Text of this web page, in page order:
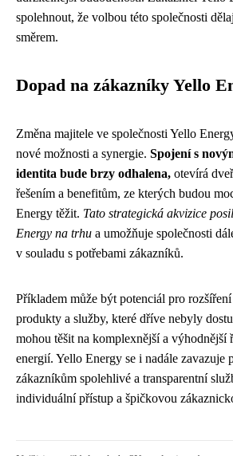
spolehnout, že volbou této společnosti
směrem.
Dopad na zákazníky Yello
Změna majitele ve společnosti Yello
nové možnosti a synergie. Spojení s
identita bude brzy odhalena, otevírá
řešením a benefitům, ze kterých budou
Energy těžit. Tato strategická akvizice
Energy na trhu a umožňuje společnosti
v souladu s potřebami zákazníků.
Příkladem může být potenciál pro
produkty a služby, které dříve nebyly
mohou těšit na komplexnější a výhodnější
energií. Yello Energy se i nadále zavazuje
zákazníkům spolehlivé a transparentní
individuální přístup a špičkovou